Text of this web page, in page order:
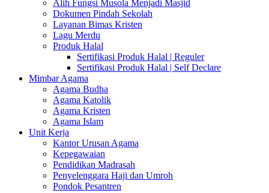
Alih Fungsi Musola Menjadi Masjid
Dokumen Pindah Sekolah
Layanan Bimas Kristen
Lagu Merdu
Produk Halal
Sertifikasi Produk Halal | Reguler
Sertifikasi Produk Halal | Self Declare
Mimbar Agama
Agama Budha
Agama Katolik
Agama Kristen
Agama Islam
Unit Kerja
Kantor Urusan Agama
Kepegawaian
Pendidikan Madrasah
Penyelenggara Haji dan Umroh
Pondok Pesantren